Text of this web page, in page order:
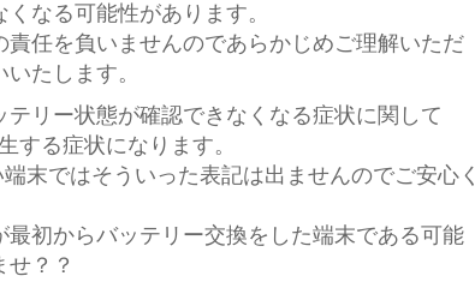
なる可能性があります。
任を負いませんのであらかじめご理解いただ
たします。
リー状態が確認できなくなる症状に関して
する症状になります。
末ではそういった表記は出ませんのでご安心く
初からバッテリー交換をした端末である可能
？？